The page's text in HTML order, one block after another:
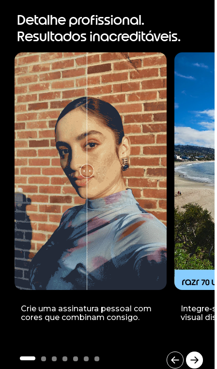
Detalhe profissional.
Resultados inacreditáveis.
Crie uma assinatura pessoal com
cores que combinam consigo.
Integre-
visual